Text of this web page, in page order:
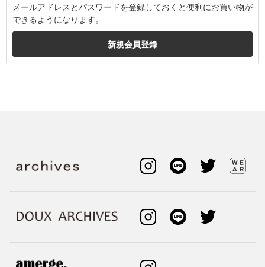
メールアドレスとパスワードを登録しておくと便利にお買い物が
できるようになります。